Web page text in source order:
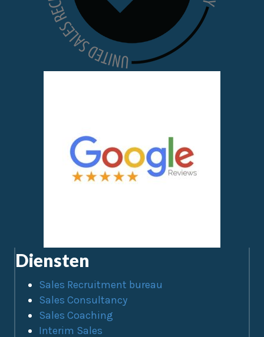
Diensten
Sales Recruitment bureau
Sales Consultancy
Sales Coaching
Interim Sales